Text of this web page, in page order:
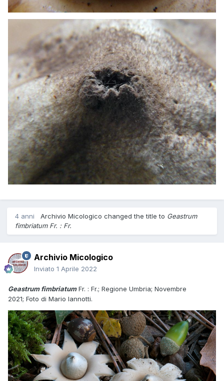
4 anni Archivio Micologico changed the title to Geastrum
fimbriatum Fr. : Fr.
Archivio Micologico
Inviato 1 Aprile 2022
Geastrum fimbriatumFr. : Fr.; Regione Umbria; Novembre
2021; Foto di Mario Iannotti.